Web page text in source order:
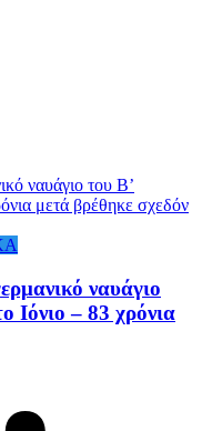
ναυάγιο
Ιόνιο – 83 χρόνια